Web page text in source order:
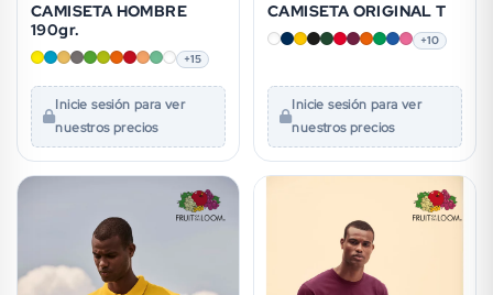
CAMISETA HOMBRE
190gr.
+15
Inicie sesión para ver
nuestros precios
CAMISETA ORIGINAL T
+10
Inicie sesión para ver
nuestros precios